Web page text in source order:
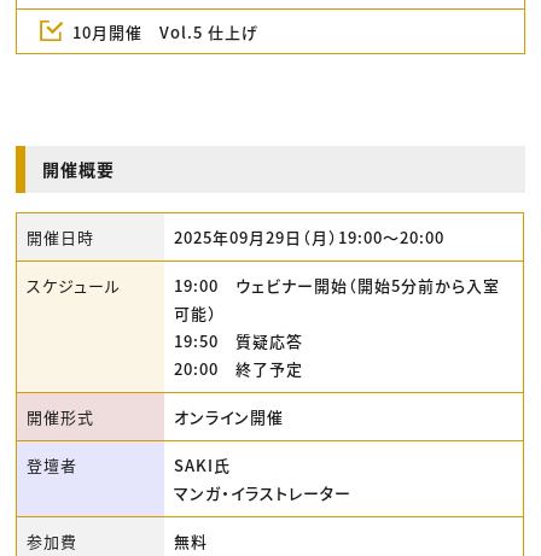
10月開催 Vol.5 仕上げ
開催概要
開催日時 2025年09月29日（月）19:00〜20:00
スケジュール
19:00 ウェビナー開始（開始5分前から入室
可能）
19:50 質疑応答
20:00 終了予定
開催形式 オンライン開催
登壇者
SAKI氏
マンガ・イラストレーター
参加費 無料